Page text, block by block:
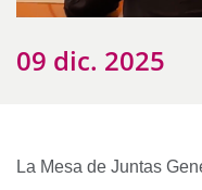
09 dic. 2025
La Mesa de Juntas